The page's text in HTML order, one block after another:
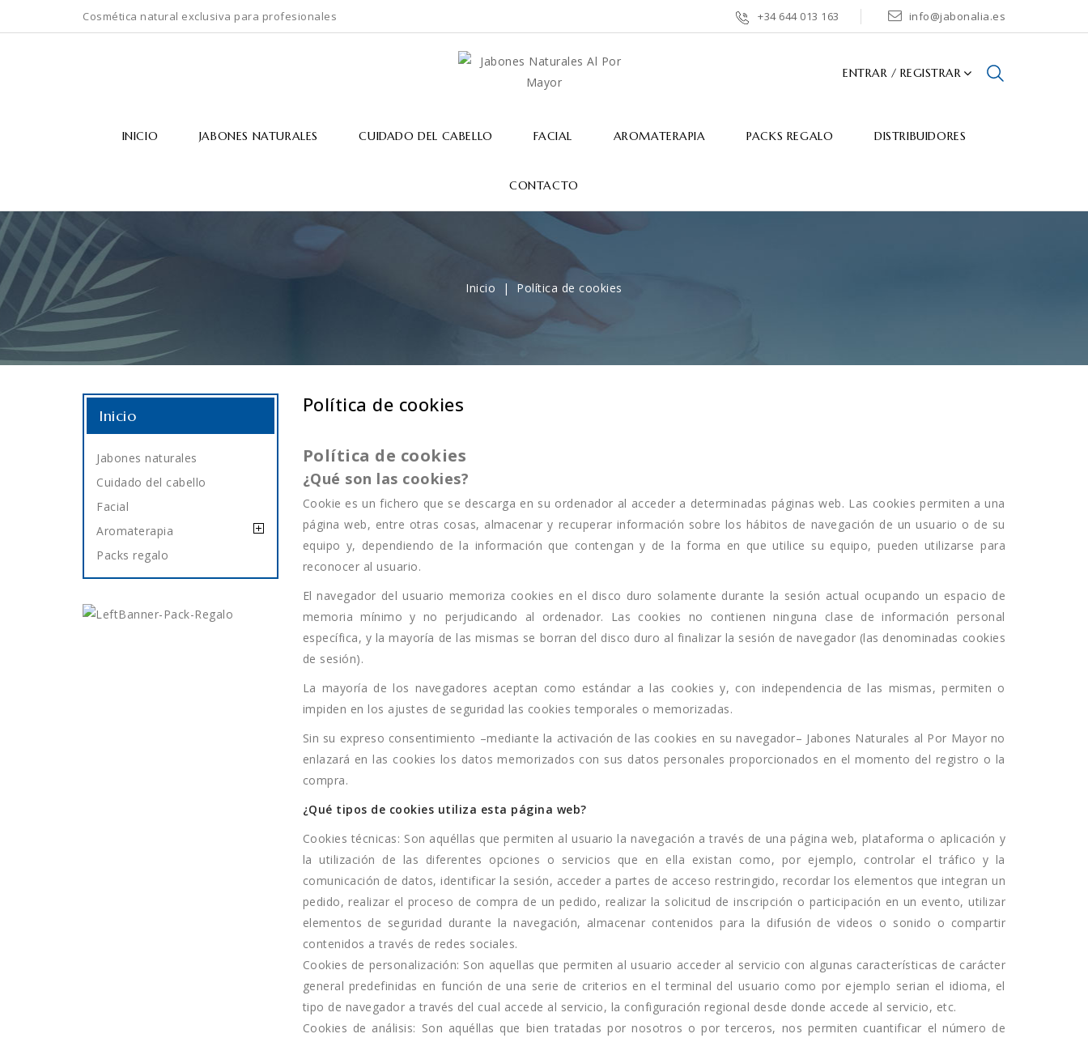
Cosmética natural exclusiva para profesionales +34 644 013 163 info@jabonalia.es
ENTRAR / REGISTRAR
INICIO JABONES NATURALES CUIDADO DEL CABELLO FACIAL AROMATERAPIA PACKS REGALO DISTRIBUIDORES
CONTACTO
Inicio Política de cookies
Inicio
Jabones naturales
Cuidado del cabello
Facial
Aromaterapia
Packs regalo
Política de cookies
Política de cookies
¿Qué son las cookies?
Cookie es un fichero que se descarga en su ordenador al acceder a determinadas páginas web. Las cookies permiten a una
página web, entre otras cosas, almacenar y recuperar información sobre los hábitos de navegación de un usuario o de su
equipo y, dependiendo de la información que contengan y de la forma en que utilice su equipo, pueden utilizarse para
reconocer al usuario.
El navegador del usuario memoriza cookies en el disco duro solamente durante la sesión actual ocupando un espacio de
memoria mínimo y no perjudicando al ordenador. Las cookies no contienen ninguna clase de información personal
específica, y la mayoría de las mismas se borran del disco duro al finalizar la sesión de navegador (las denominadas cookies
de sesión).
La mayoría de los navegadores aceptan como estándar a las cookies y, con independencia de las mismas, permiten o
impiden en los ajustes de seguridad las cookies temporales o memorizadas.
Sin su expreso consentimiento –mediante la activación de las cookies en su navegador– Jabones Naturales al Por Mayor no
enlazará en las cookies los datos memorizados con sus datos personales proporcionados en el momento del registro o la
compra.
¿Qué tipos de cookies utiliza esta página web?
Cookies técnicas: Son aquéllas que permiten al usuario la navegación a través de una página web, plataforma o aplicación y
la utilización de las diferentes opciones o servicios que en ella existan como, por ejemplo, controlar el tráfico y la
comunicación de datos, identificar la sesión, acceder a partes de acceso restringido, recordar los elementos que integran un
pedido, realizar el proceso de compra de un pedido, realizar la solicitud de inscripción o participación en un evento, utilizar
elementos de seguridad durante la navegación, almacenar contenidos para la difusión de videos o sonido o compartir
contenidos a través de redes sociales.
Cookies de personalización: Son aquellas que permiten al usuario acceder al servicio con algunas características de carácter
general predefinidas en función de una serie de criterios en el terminal del usuario como por ejemplo serian el idioma, el
tipo de navegador a través del cual accede al servicio, la configuración regional desde donde accede al servicio, etc.
Cookies de análisis: Son aquéllas que bien tratadas por nosotros o por terceros, nos permiten cuantificar el número de